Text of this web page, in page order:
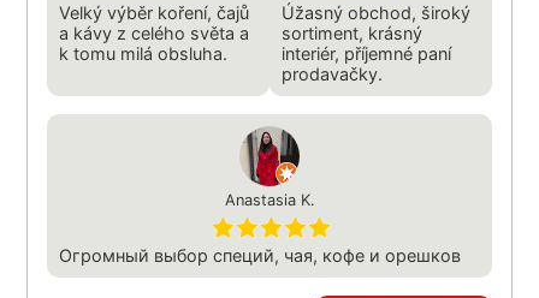
Velký výběr koření, čajů
a kávy z celého světa a
k tomu milá obsluha.
Úžasný obchod, široký
sortiment, krásný
interiér, příjemné paní
prodavačky.
Anastasia K.
Огромный выбор специй, чая, кофе и орешков